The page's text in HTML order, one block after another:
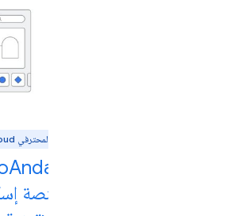
لمحترفي Google Cloud
منصة